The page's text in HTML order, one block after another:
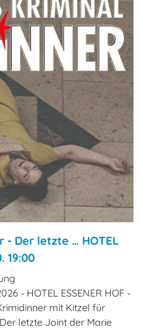
- Der letzte … HOTEL
19:00
- HOTEL ESSENER HOF -
mit Kitzel für
letzte Joint der Marie